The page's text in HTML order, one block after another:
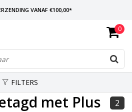
VANAF €100,00*
14:00 BESTELD, ZELFDE DAG VERZONDEN
LEVERING
0
FILTERS
met Plus 2